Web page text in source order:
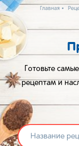
Главная
Готовьте
рецептам и